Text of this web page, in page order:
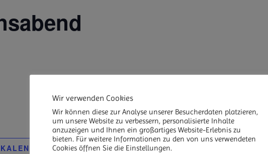
HINZUFÜGEN
DETAILS
Wir verwenden Cookies
Wir können diese zur Analyse unserer Besucherdaten platzieren,
um unsere Website zu verbessern, personalisierte Inhalte
anzuzeigen und Ihnen ein großartiges Website-Erlebnis zu
bieten. Für weitere Informationen zu den von uns verwendeten
Cookies öffnen Sie die Einstellungen.